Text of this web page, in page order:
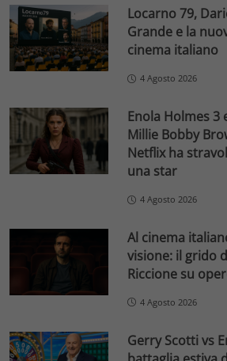
Locarno 79,
Grande e la
cinema italiano
4 Agosto 2026
Enola Holmes 3
Millie Bobby
Netflix ha
una star
4 Agosto 2026
Al cinema
visione: il grido
Riccione su
4 Agosto 2026
Gerry Scotti vs